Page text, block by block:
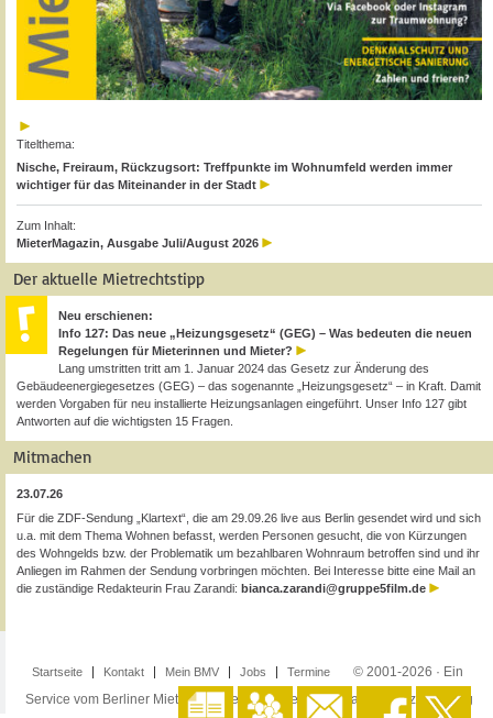
Titelthema:
Nische, Freiraum, Rückzugsort: Treffpunkte im Wohnumfeld werden immer
wichtiger für das Miteinander in der Stadt
Zum Inhalt:
MieterMagazin, Ausgabe Juli/August 2026
Der aktuelle Mietrechtstipp
Neu erschienen:
Info 127: Das neue „Heizungsgesetz“ (GEG) – Was bedeuten die neuen
Regelungen für Mieterinnen und Mieter?
Lang umstritten tritt am 1. Januar 2024 das Gesetz zur Änderung des
Gebäudeenergiegesetzes (GEG) – das sogenannte „Heizungsgesetz“ – in Kraft. Damit
werden Vorgaben für neu installierte Heizungsanlagen eingeführt. Unser Info 127 gibt
Antworten auf die wichtigsten 15 Fragen.
Mitmachen
23.07.26
Für die ZDF-Sendung „Klartext“, die am 29.09.26 live aus Berlin gesendet wird und sich
u.a. mit dem Thema Wohnen befasst, werden Personen gesucht, die von Kürzungen
des Wohngelds bzw. der Problematik um bezahlbaren Wohnraum betroffen sind und ihr
Anliegen im Rahmen der Sendung vorbringen möchten. Bei Interesse bitte eine Mail an
die zuständige Redakteurin Frau Zarandi: bianca.zarandi@gruppe5film.de
Startseite Kontakt Mein BMV Jobs Termine
© 2001-2026 · Ein
Service vom Berliner Mieterverein e.V. ·Impressum·Datenschutzerklärung